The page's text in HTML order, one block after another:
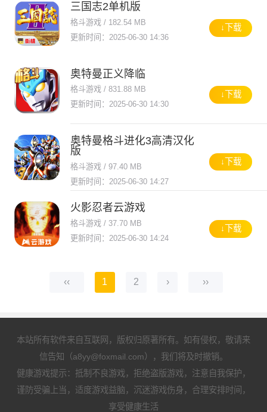
三国志2单机版
格斗游戏 / 182.54 MB
更新时间：2025-06-30 14:36
↓下载
奥特曼正义降临
格斗游戏 / 831.88 MB
更新时间：2025-06-30 14:30
↓下载
奥特曼格斗进化3高清汉化
版
格斗游戏 / 97.40 MB
更新时间：2025-06-30 14:27
↓下载
火影忍者云游戏
格斗游戏 / 37.70 MB
更新时间：2025-06-30 14:24
↓下载
‹‹ 1 2 › ››
本站所有软件来自互联网，版权归原著所有。如有侵权，敬请来
信告知（a8yy@foxmail.com），我们将及时撤销。
健康游戏提示：抵制不良游戏，拒绝盗版游戏，注意自我保护，
谨防受骗上当，适度游戏益脑，沉迷游戏伤身，合理安排时间，
享受健康生活